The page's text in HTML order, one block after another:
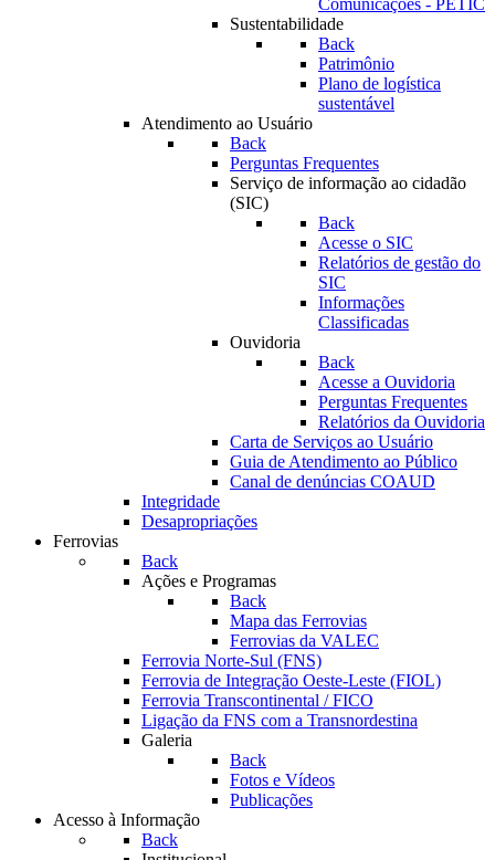
Comunicações - PETIC
Sustentabilidade
Back
Patrimônio
Plano de logística
sustentável
Atendimento ao Usuário
Back
Perguntas Frequentes
Serviço de informação ao cidadão
(SIC)
Back
Acesse o SIC
Relatórios de gestão do
SIC
Informações
Classificadas
Ouvidoria
Back
Acesse a Ouvidoria
Perguntas Frequentes
Relatórios da Ouvidoria
Carta de Serviços ao Usuário
Guia de Atendimento ao Público
Canal de denúncias COAUD
Integridade
Desapropriações
Ferrovias
Back
Ações e Programas
Back
Mapa das Ferrovias
Ferrovias da VALEC
Ferrovia Norte-Sul (FNS)
Ferrovia de Integração Oeste-Leste (FIOL)
Ferrovia Transcontinental / FICO
Ligação da FNS com a Transnordestina
Galeria
Back
Fotos e Vídeos
Publicações
Acesso à Informação
Back